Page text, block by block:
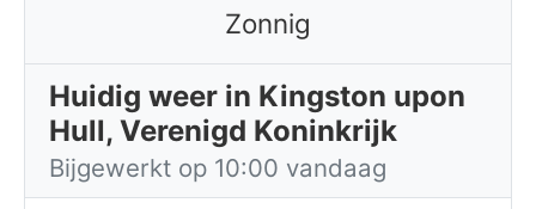
Zonnig
Huidig weer in Kingston upon
Hull, Verenigd Koninkrijk
Bijgewerkt op 10:00 vandaag